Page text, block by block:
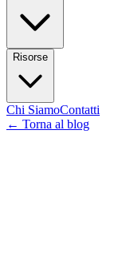
Risorse
Chi SiamoContatti
← Torna al blog